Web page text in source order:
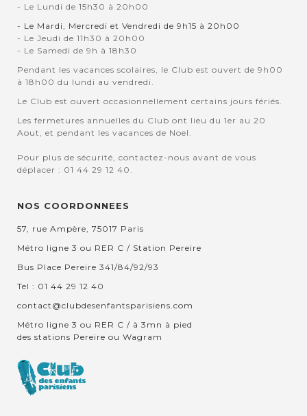
- Le Lundi de 15h30 à 20h00
- Le Mardi, Mercredi et Vendredi de 9h15 à 20h00
- Le Jeudi de 11h30 à 20h00
- Le Samedi de 9h à 18h30
Pendant les vacances scolaires, le Club est ouvert de 9h00
à 18h00 du lundi au vendredi.
Le Club est ouvert occasionnellement certains jours fériés.
Les fermetures annuelles du Club ont lieu du 1er au 20
Aout, et pendant les vacances de Noel.
Pour plus de sécurité, contactez-nous avant de vous
déplacer : 01 44 29 12 40.
NOS COORDONNEES
57, rue Ampère, 75017 Paris
Métro ligne 3 ou RER C / Station Pereire
Bus Place Pereire 341/84/92/93
Tel : 01 44 29 12 40
contact@clubdesenfantsparisiens.com
Métro ligne 3 ou RER C / à 3mn à pied
des stations Pereire ou Wagram